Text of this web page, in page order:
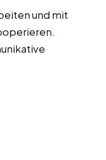
und mit